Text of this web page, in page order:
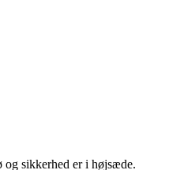
sikkerhed er i højsæde.